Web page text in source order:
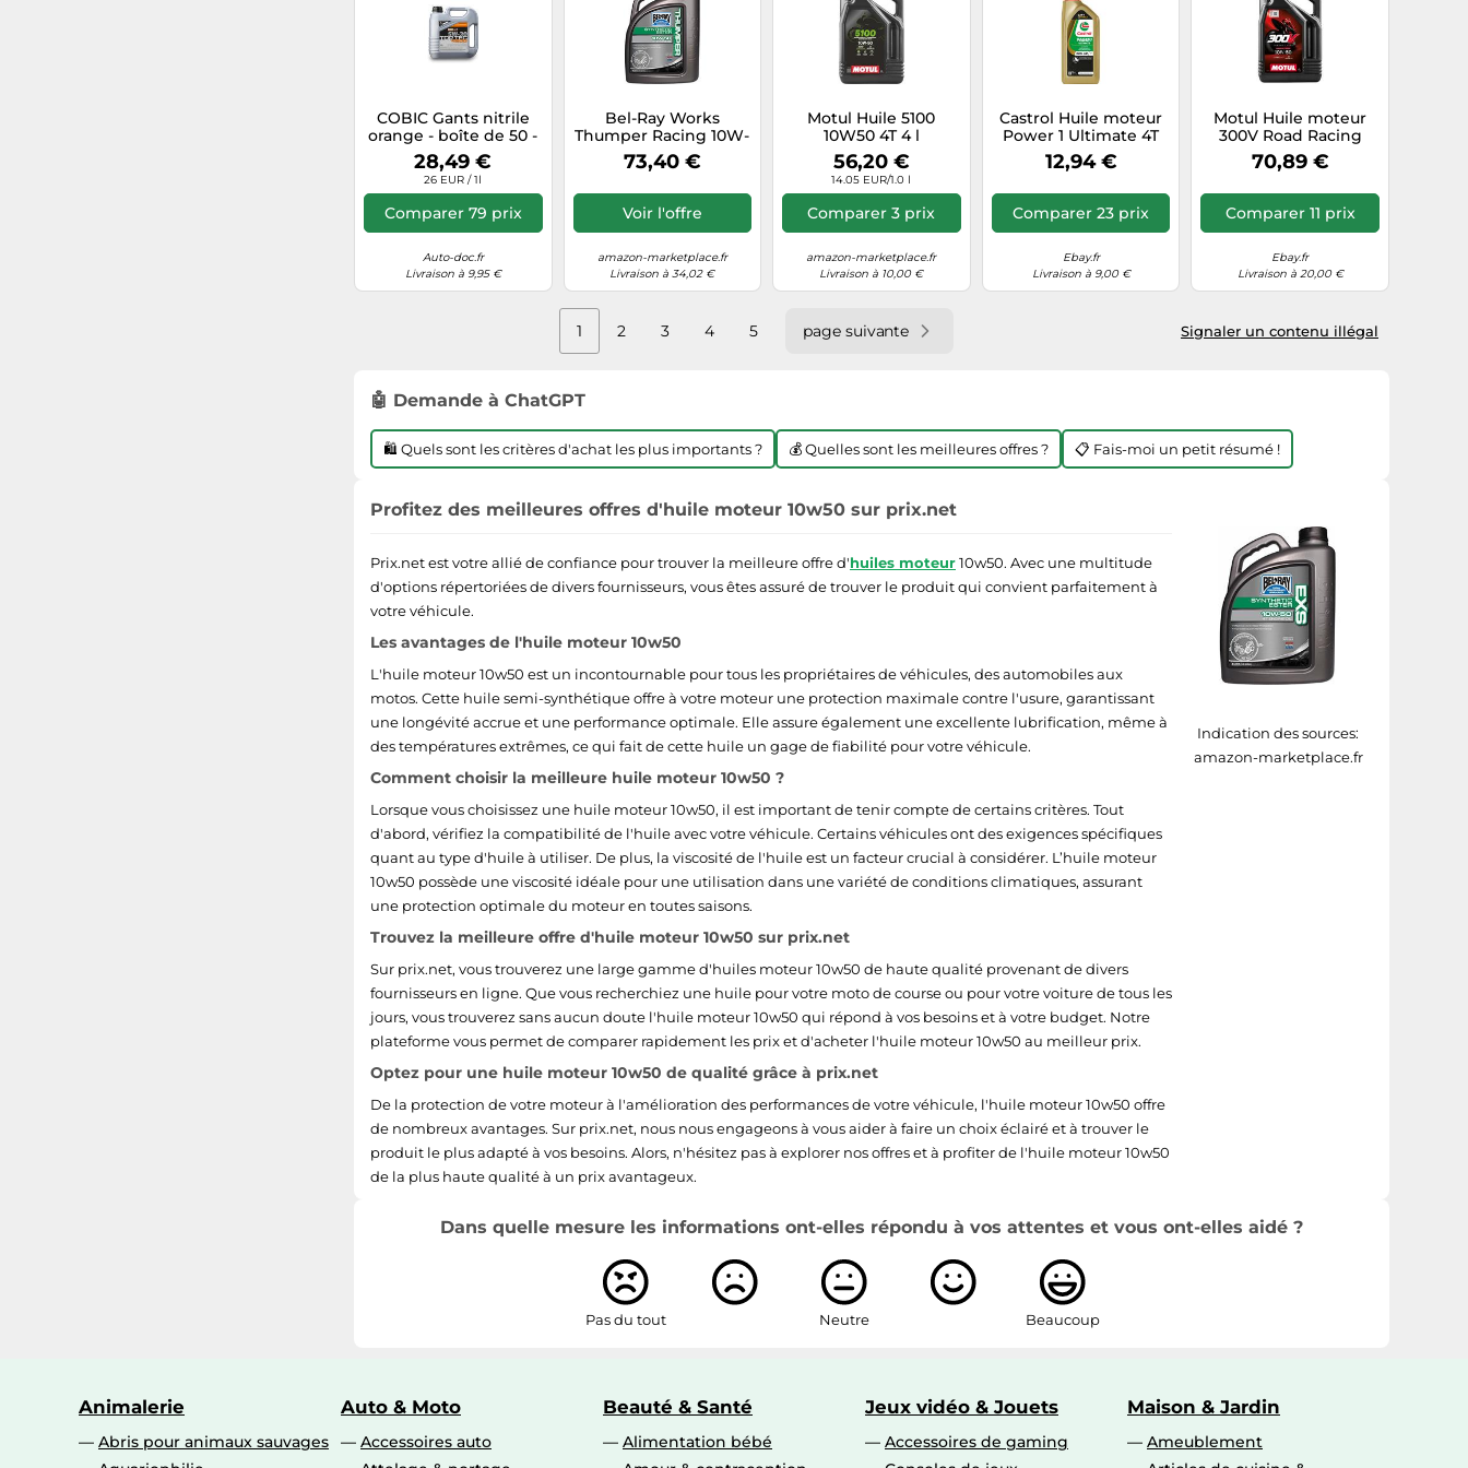
COBIC Gants nitrile
orange - boîte de 50 -
pour la mécanique -
Taille XL
28,49 €
26 EUR / 1l
Comparer 79 prix
Auto-doc.fr
Livraison à 9,95 €
Bel-Ray Works
Thumper Racing 10W-
50 4 Litres d’huile
moteur
73,40 €
Voir l'offre
amazon-marketplace.fr
Livraison à 34,02 €
Motul Huile 5100
10W50 4T 4 l
56,20 €
14.05 EUR/1.0 l
Comparer 3 prix
amazon-marketplace.fr
Livraison à 10,00 €
Castrol Huile moteur
Power 1 Ultimate 4T
10W-50 API SN JASO
MA2 1 L
12,94 €
Comparer 23 prix
Ebay.fr
Livraison à 9,00 €
Motul Huile moteur
300V Road Racing
10W-50 - Entièrement
synthétique - 4 L
70,89 €
Comparer 11 prix
Ebay.fr
Livraison à 20,00 €
Signaler un contenu illégal
1 2 3 4 5 page suivante
🤖 Demande à ChatGPT
🛍️ Quels sont les critères d'achat les plus importants ? 💰 Quelles sont les meilleures offres ? 📋 Fais-moi un petit résumé !
Indication des sources:
amazon-marketplace.fr
Profitez des meilleures offres d'huile moteur 10w50 sur prix.net
Prix.net est votre allié de confiance pour trouver la meilleure offre d'huiles moteur10w50. Avec une multitude
d'options répertoriées de divers fournisseurs, vous êtes assuré de trouver le produit qui convient parfaitement à
votre véhicule.
Les avantages de l'huile moteur 10w50
L'huile moteur 10w50 est un incontournable pour tous les propriétaires de véhicules, des automobiles aux
motos. Cette huile semi-synthétique offre à votre moteur une protection maximale contre l'usure, garantissant
une longévité accrue et une performance optimale. Elle assure également une excellente lubrification, même à
des températures extrêmes, ce qui fait de cette huile un gage de fiabilité pour votre véhicule.
Comment choisir la meilleure huile moteur 10w50 ?
Lorsque vous choisissez une huile moteur 10w50, il est important de tenir compte de certains critères. Tout
d'abord, vérifiez la compatibilité de l'huile avec votre véhicule. Certains véhicules ont des exigences spécifiques
quant au type d'huile à utiliser. De plus, la viscosité de l'huile est un facteur crucial à considérer. L’huile moteur
10w50 possède une viscosité idéale pour une utilisation dans une variété de conditions climatiques, assurant
une protection optimale du moteur en toutes saisons.
Trouvez la meilleure offre d'huile moteur 10w50 sur prix.net
Sur prix.net, vous trouverez une large gamme d'huiles moteur 10w50 de haute qualité provenant de divers
fournisseurs en ligne. Que vous recherchiez une huile pour votre moto de course ou pour votre voiture de tous les
jours, vous trouverez sans aucun doute l'huile moteur 10w50 qui répond à vos besoins et à votre budget. Notre
plateforme vous permet de comparer rapidement les prix et d'acheter l'huile moteur 10w50 au meilleur prix.
Optez pour une huile moteur 10w50 de qualité grâce à prix.net
De la protection de votre moteur à l'amélioration des performances de votre véhicule, l'huile moteur 10w50 offre
de nombreux avantages. Sur prix.net, nous nous engageons à vous aider à faire un choix éclairé et à trouver le
produit le plus adapté à vos besoins. Alors, n'hésitez pas à explorer nos offres et à profiter de l'huile moteur 10w50
de la plus haute qualité à un prix avantageux.
Dans quelle mesure les informations ont-elles répondu à vos attentes et vous ont-elles aidé ?
Pas du tout Neutre Beaucoup
Animalerie
Abris pour animaux sauvages
Auto & Moto
Accessoires auto
Beauté & Santé
Alimentation bébé
Jeux vidéo & Jouets
Accessoires de gaming
Maison & Jardin
Ameublement